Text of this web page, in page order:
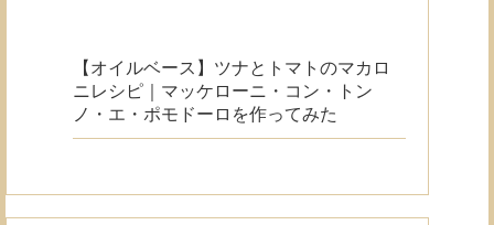
【オイルベース】ツナとトマトのマカロ
ニレシピ｜マッケローニ・コン・トン
ノ・エ・ポモドーロを作ってみた